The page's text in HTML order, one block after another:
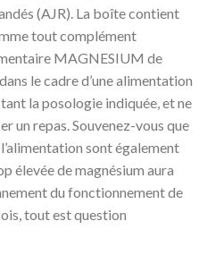
(AJR). La boîte contient
tout complément
MAGNESIUM de
le cadre d’une alimentation
la posologie indiquée, et ne
un repas. Souvenez-vous que
sont également
élevée de magnésium aura
du fonctionnement de
tout est question